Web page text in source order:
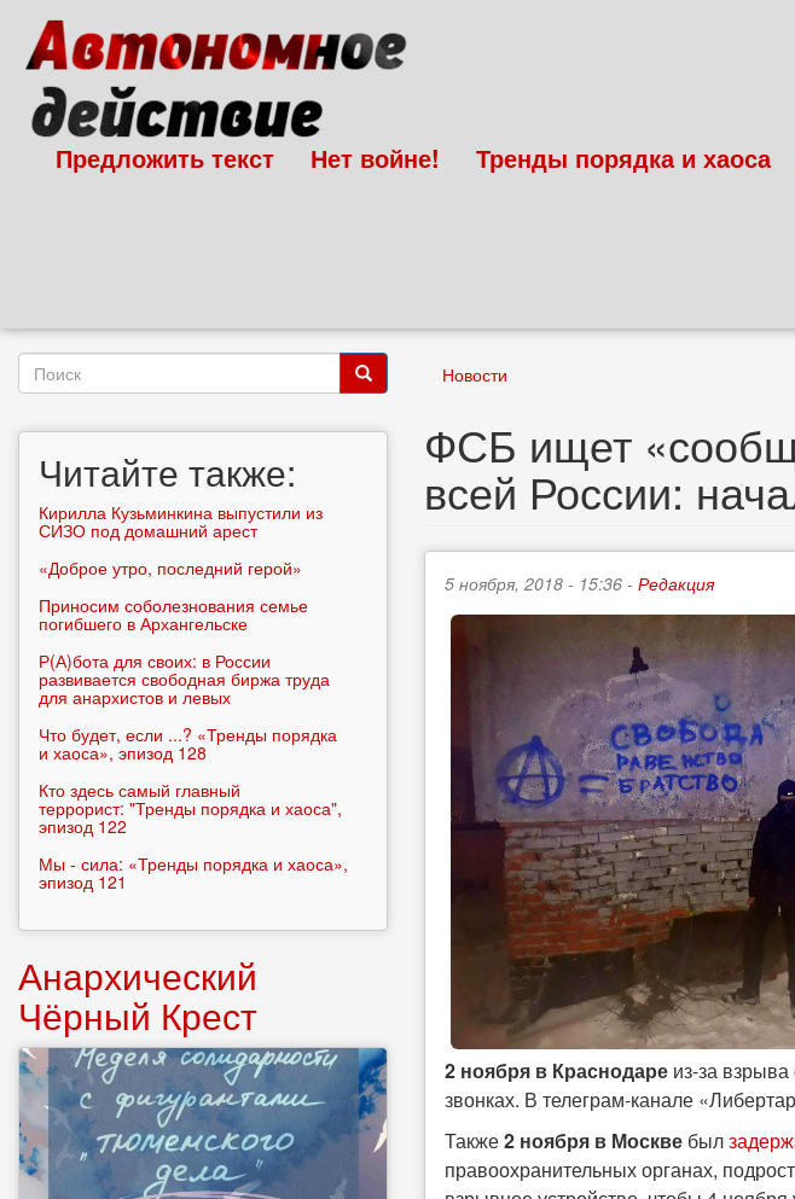
основному
содержанию
Предложить текст Нет войне! Тренды порядка и хаоса
Новости
ФСБ ищет
всей России:
5 ноября, 2018 - 15:36 - Редакция
2 ноября в Краснодаре из-за взрыва
звонках. В телеграм-канале
Также2 ноября в Москве был
правоохранительных органах,
Форма
Читайте также:
Кирилла Кузьминкина выпустили из
СИЗО под домашний арест
«Доброе утро, последний герой»
Приносим соболезнования семье
погибшего в Архангельске
Р(А)бота для своих: в России
развивается свободная биржа труда
для анархистов и левых
Что будет, если ...? «Тренды порядка
и хаоса», эпизод 128
Кто здесь самый главный
террорист: "Тренды порядка и хаоса",
эпизод 122
Мы - сила: «Тренды порядка и хаоса»,
эпизод 121
Анархический
Чёрный Крест